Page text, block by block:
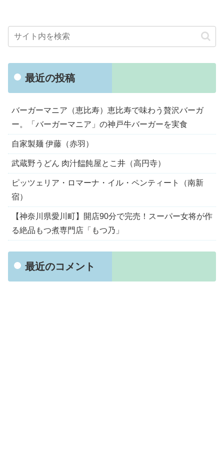
最近の投稿
バーガーマニア（恵比寿）恵比寿で味わう贅沢バーガ
ー。「バーガーマニア」の神戸牛バーガーを実食
自家製麺 伊藤（赤羽）
武蔵野うどん 肉汁饂飩屋とこ井（高円寺）
ピッツェリア・ロマーナ・イル・ペンティート（南新
宿）
【神奈川県愛川町】開店90分で完売！スーパー女将が作
る絶品もつ煮専門店「もつ乃」
最近のコメント